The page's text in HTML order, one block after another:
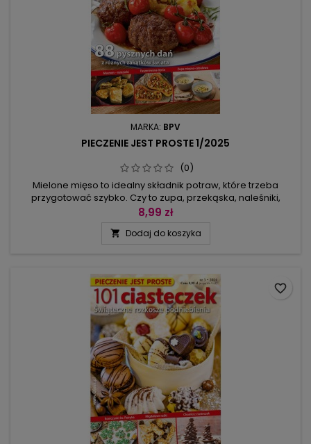
MARKA: BPV
PIECZENIE JEST PROSTE 1/2025
(0)
Mielone mięso to idealny składnik potraw, które trzeba
przygotować szybko. Czy to zupa, przekąska, naleśniki,
burgery czy pieczeń – bo mielone czasem również w tej
numerze znajdziecie nie tylko pyszne kotleciki, klopsy czy
8,99 zł
 Dodaj do koszyka
favorite_border